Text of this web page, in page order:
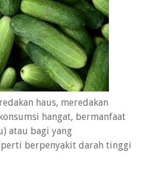
haus, meredakan
hangat, bermanfaat
atau bagi yang
berpenyakit darah tinggi